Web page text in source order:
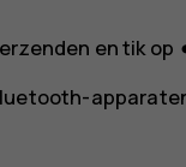
en tik op